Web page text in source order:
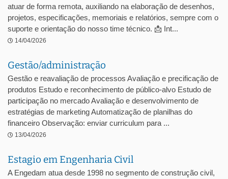
atuar de forma remota, auxiliando na elaboração de desenhos,
projetos, especificações, memoriais e relatórios, sempre com o
suporte e orientação do nosso time técnico. 📩 Int...
14/04/2026
Gestão/administração
Gestão e reavaliação de processos Avaliação e precificação de
produtos Estudo e reconhecimento de público-alvo Estudo de
participação no mercado Avaliação e desenvolvimento de
estratégias de marketing Automatização de planilhas do
financeiro Observação: enviar curriculum para ...
13/04/2026
Estagio em Engenharia Civil
A Engedam atua desde 1998 no segmento de construção civil,